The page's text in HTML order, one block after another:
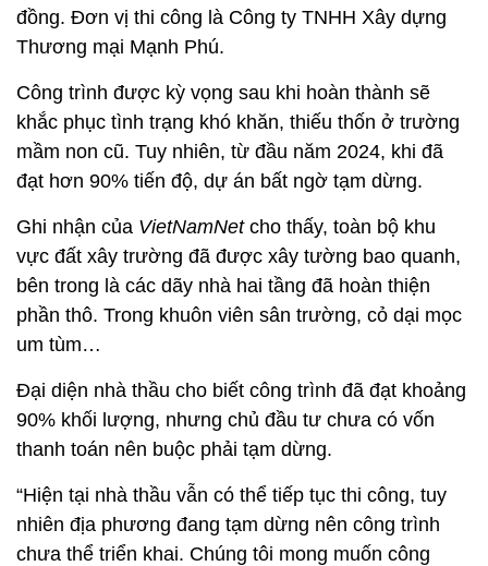
đồng. Đơn vị thi công là Công ty TNHH Xây dựng
Thương mại Mạnh Phú.
Công trình được kỳ vọng sau khi hoàn thành sẽ
khắc phục tình trạng khó khăn, thiếu thốn ở trường
mầm non cũ. Tuy nhiên, từ đầu năm 2024, khi đã
đạt hơn 90% tiến độ, dự án bất ngờ tạm dừng.
Ghi nhận của VietNamNetcho thấy, toàn bộ khu
vực đất xây trường đã được xây tường bao quanh,
bên trong là các dãy nhà hai tầng đã hoàn thiện
phần thô. Trong khuôn viên sân trường, cỏ dại mọc
um tùm…
Đại diện nhà thầu cho biết công trình đã đạt khoảng
90% khối lượng, nhưng chủ đầu tư chưa có vốn
thanh toán nên buộc phải tạm dừng.
“Hiện tại nhà thầu vẫn có thể tiếp tục thi công, tuy
nhiên địa phương đang tạm dừng nên công trình
chưa thể triển khai. Chúng tôi mong muốn công